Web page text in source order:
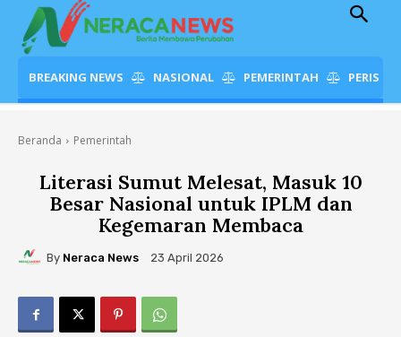
BREAKING NEWS NASIONAL PEMERINTAH
Beranda Pemerintah
Literasi Sumut Melesat, Masuk 10
Besar Nasional untuk IPLM dan
Kegemaran Membaca
By Neraca News 23 April 2026